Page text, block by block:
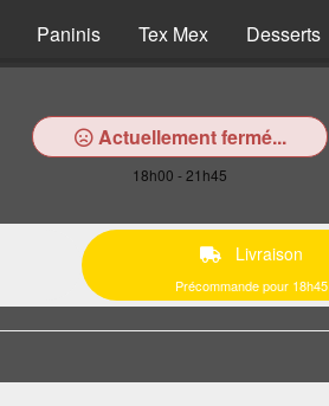
Paninis Tex Mex Desserts
Actuellement fermé...
18h00 - 21h45
Livraison
Précommande pour 18h45